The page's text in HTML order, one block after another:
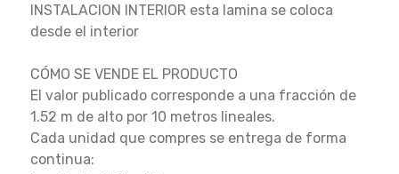
INSTALACION INTERIOR esta lamina se coloca
desde el interior
CÓMO SE VENDE EL PRODUCTO
El valor publicado corresponde a una fracción de
1.52 m de alto por 10 metros lineales.
Cada unidad que compres se entrega de forma
continua: